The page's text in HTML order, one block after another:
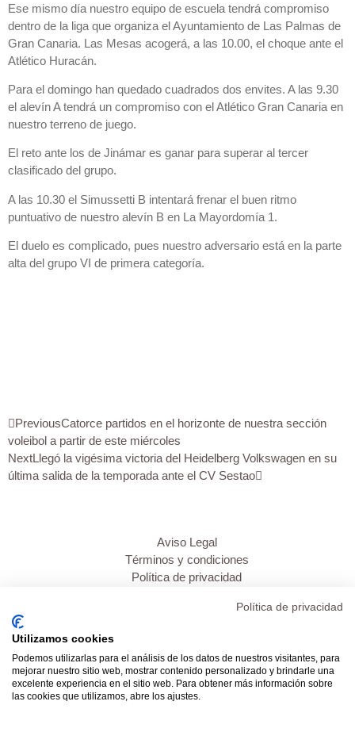
Ese mismo día nuestro equipo de escuela tendrá compromiso
dentro de la liga que organiza el Ayuntamiento de Las Palmas de
Gran Canaria. Las Mesas acogerá, a las 10.00, el choque ante el
Atlético Huracán.
Para el domingo han quedado cuadrados dos envites. A las 9.30
el alevín A tendrá un compromiso con el Atlético Gran Canaria en
nuestro terreno de juego.
El reto ante los de Jinámar es ganar para superar al tercer
clasificado del grupo.
A las 10.30 el Simussetti B intentará frenar el buen ritmo
puntuativo de nuestro alevín B en La Mayordomía 1.
El duelo es complicado, pues nuestro adversario está en la parte
alta del grupo VI de primera categoría.
PreviousCatorce partidos en el horizonte de nuestra sección
voleibol a partir de este miércoles
NextLlegó la vigésima victoria del Heidelberg Volkswagen en su
última salida de la temporada ante el CV Sestao
Aviso Legal
Términos y condiciones
Política de privacidad
Mi cuenta
Contacto
Política de privacidad
Utilizamos cookies
Podemos utilizarlas para el análisis de los datos de nuestros visitantes, para
mejorar nuestro sitio web, mostrar contenido personalizado y brindarle una
excelente experiencia en el sitio web. Para obtener más información sobre
las cookies que utilizamos, abre los ajustes.